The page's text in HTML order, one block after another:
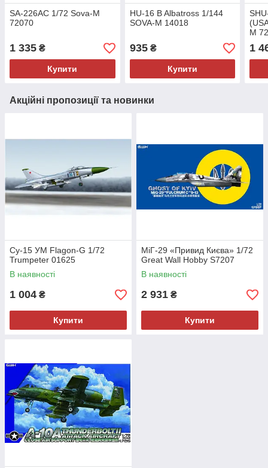
SA-226AC 1/72 Sova-M
72070
1 335 ₴
Купити
HU-16 B Albatross 1/144
SOVA-M 14018
935₴
Купити
M
1
Акційні пропозиції та новинки
Су-15 УМ Flagon-G 1/72
Trumpeter 01625
В наявності
1 004 ₴
Купити
МіГ-29 «Привид Києва» 1/72
Great Wall Hobby S7207
В наявності
2 931 ₴
Купити